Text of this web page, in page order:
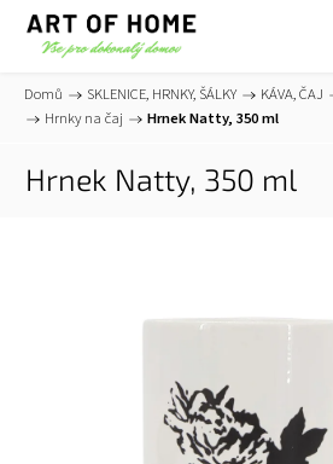
Domů / SKLENICE, HRNKY, ŠÁLKY / KÁVA, ČAJ /
/
Hrnky na čaj / Hrnek Natty, 350 ml
Hrnek Natty, 350 ml